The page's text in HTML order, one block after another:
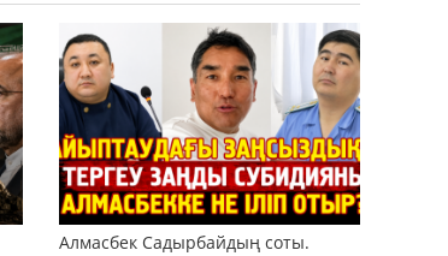
Алмасбек Садырбайдың соты.